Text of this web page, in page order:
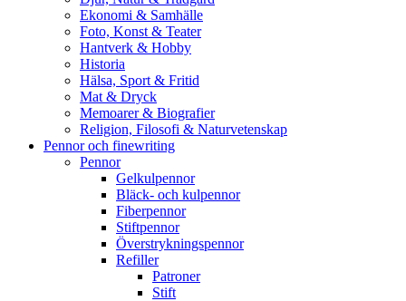
Ekonomi & Samhälle
Foto, Konst & Teater
Hantverk & Hobby
Historia
Hälsa, Sport & Fritid
Mat & Dryck
Memoarer & Biografier
Religion, Filosofi & Naturvetenskap
Pennor och finewriting
Pennor
Gelkulpennor
Bläck- och kulpennor
Fiberpennor
Stiftpennor
Överstrykningspennor
Refiller
Patroner
Stift